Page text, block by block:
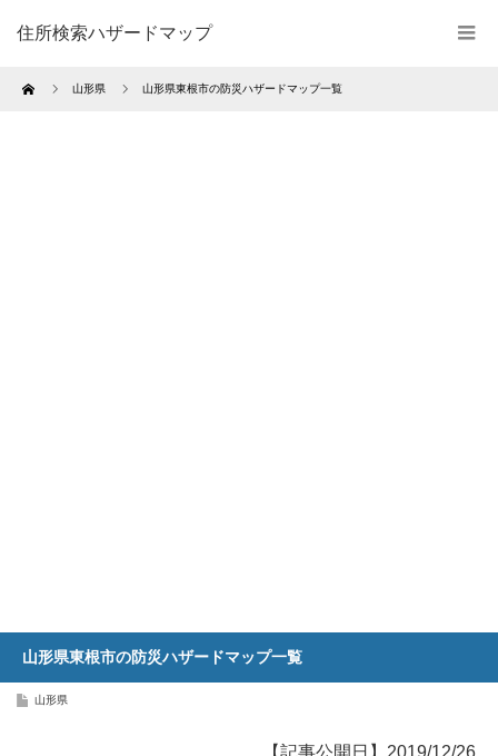
住所検索ハザードマップ
Home 山形県 山形県東根市の防災ハザードマップ一覧
山形県東根市の防災ハザードマップ一覧
山形県
【記事公開日】2019/12/26